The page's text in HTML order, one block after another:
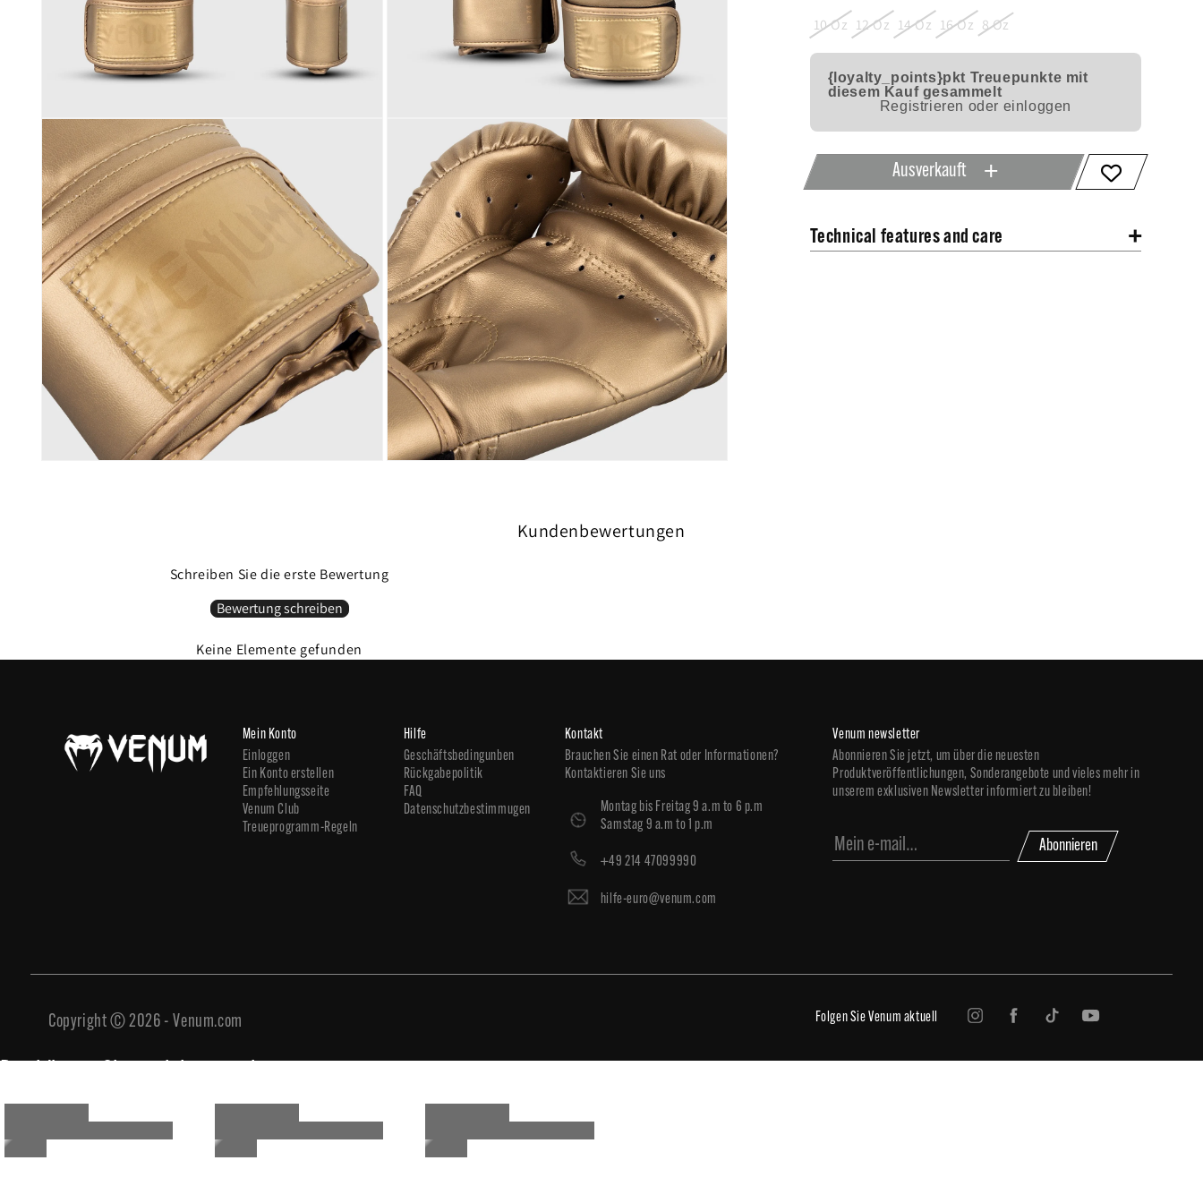
10 Oz 12 Oz 14 Oz 16 Oz 8 Oz
{loyalty_points}pkt Treuepunkte mit
diesem Kauf gesammelt
Registrieren oder einloggen
Ausverkauft
Technical features and care
Kundenbewertungen
Schreiben Sie die erste Bewertung
Bewertung schreiben
Keine Elemente gefunden
Mein Konto
Einloggen
Ein Konto erstellen
Empfehlungsseite
Venum Club
Treueprogramm-Regeln
Hilfe
Geschäftsbedingunben
Rückgabepolitik
FAQ
Datenschutzbestimmugen
Kontakt
Brauchen Sie einen Rat oder Informationen?
Kontaktieren Sie uns
Montag bis Freitag 9 a.m to 6 p.m
Samstag 9 a.m to 1 p.m
+49 214 47099990
hilfe-euro@venum.com
Venum newsletter
Abonnieren Sie jetzt, um über die neuesten
Produktveröffentlichungen, Sonderangebote und vieles mehr in
unserem exklusiven Newsletter informiert zu bleiben!
Abonnieren
Copyright © 2026 - Venum.com Folgen Sie Venum aktuell